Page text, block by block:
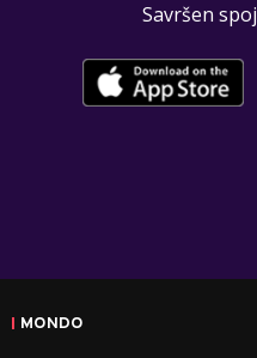
Savršen
MONDO